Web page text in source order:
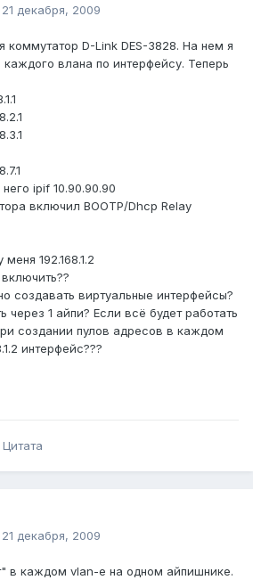
21 декабря, 2009
коммутатор D-Link DES-3828. На нем я
влана по интерфейсу. Теперь
ipif 10.90.90.90
включил BOOTP/Dhcp Relay
192.168.1.2
создавать виртуальные интерфейсы?
через 1 айпи? Если всё будет работать
создании пулов адресов в каждом
интерфейс???
Цитата
21 декабря, 2009
в каждом vlan-е на одном айпишнике.